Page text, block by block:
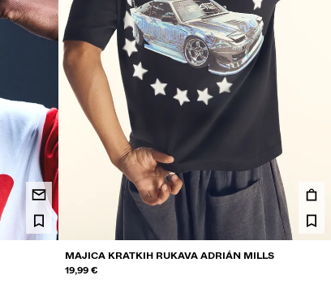
MAJICA KRATKIH RUKAVA ADRIÁN MILLS
19,99 €